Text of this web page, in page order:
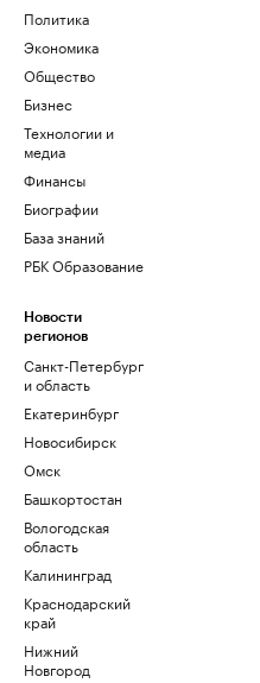
Политика
Экономика
Общество
Бизнес
Технологии и
медиа
Финансы
Биографии
База знаний
РБК Образование
Новости
регионов
Санкт-Петербург
и область
Екатеринбург
Новосибирск
Омск
Башкортостан
Вологодская
область
Калининград
Краснодарский
край
Нижний
Новгород